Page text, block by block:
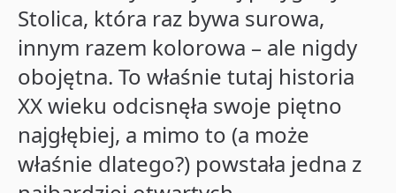
Stolica, która raz bywa surowa,
innym razem kolorowa – ale nigdy
obojętna. To właśnie tutaj historia
XX wieku odcisnęła swoje piętno
najgłębiej, a mimo to (a może
właśnie dlatego?) powstała jedna z